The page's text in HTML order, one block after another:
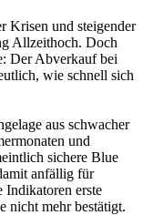
Krisen und steigender
Allzeithoch. Doch
Der Abverkauf bei
wie schnell sich
aus schwacher
und
sichere Blue
anfällig für
erste
nicht mehr bestätigt.